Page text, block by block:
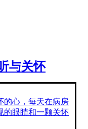
与关怀
的心，每天在病房
的眼睛和一颗关怀